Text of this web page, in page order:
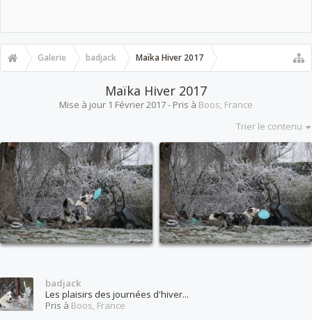
Galerie badjack Maïka Hiver 2017
Maïka Hiver 2017
Mise à jour 1 Février 2017- Pris à Boos, France
Trier le contenu
badjack
Les plaisirs des journées d'hiver...
Pris à Boos, France